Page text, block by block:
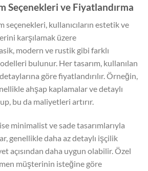
Seçenekleri ve Fiyatlandırma
seçenekleri, kullanıcıların estetik ve
karşılamak üzere
modern ve rustik gibi farklı
bulunur. Her tasarım, kullanılan
göre fiyatlandırılır. Örneğin,
ahşap kaplamalar ve detaylı
bu da maliyetleri artırır.
minimalist ve sade tasarımlarıyla
genellikle daha az detaylı işçilik
açısından daha uygun olabilir. Özel
müşterinin isteğine göre